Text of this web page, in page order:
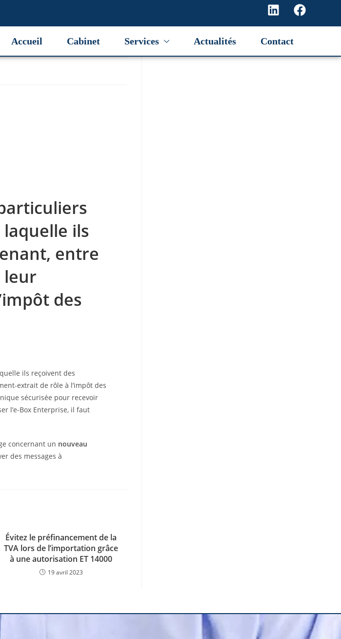
Accueil Cabinet Services Actualités Contact
laquelle ils
entre
leur
des
ils reçoivent des
extrait de rôle à l’impôt des
sécurisée pour recevoir
l’e-Box Enterprise, il faut
concernant un nouveau
des messages à
Évitez le préfinancement de la
TVA lors de l’importation grâce
à une autorisation ET 14000
19 avril 2023